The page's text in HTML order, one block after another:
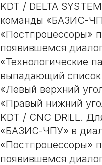
KDT / DELTA
команды «БАЗИС-
«Постпроцессоры»
появившемся
«Технологические
выпадающий список
«Левый верхний
«Правый нижний
KDT / CNC DRILL.
«БАЗИС-ЧПУ» в
«Постпроцессоры»
появившемся